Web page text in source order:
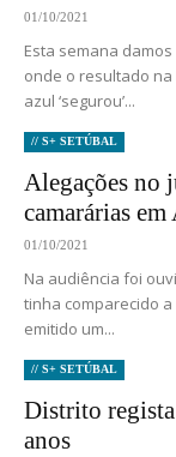
01/10/2021
Esta semana
onde o resultado
azul ‘segurou’...
// S+ SETÚBAL
Alegações no
camarárias
01/10/2021
Na audiência foi
tinha comparecido
emitido um...
// S+ SETÚBAL
Distrito
anos